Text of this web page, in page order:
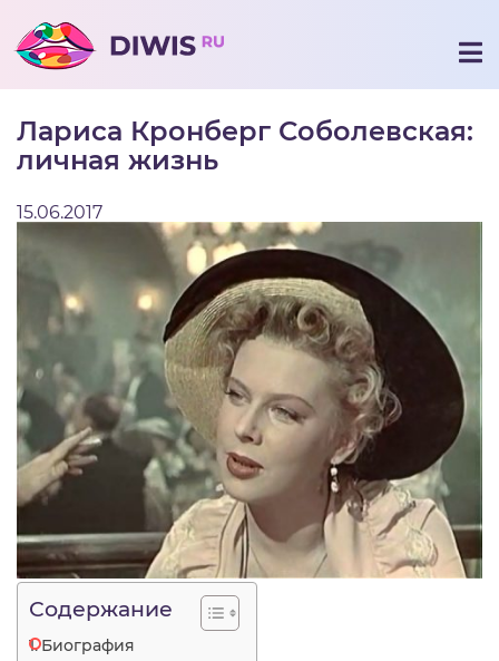
Лариса Кронберг Соболевская:
личная жизнь
15.06.2017
Содержание
Биография